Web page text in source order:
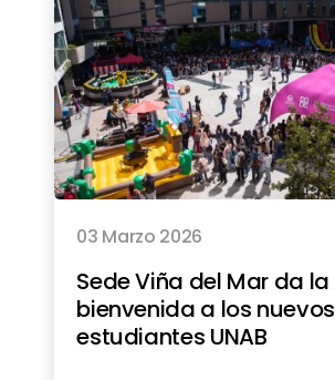
03 Marzo 2026
Sede Viña del Mar da la
bienvenida a los nuevos
estudiantes UNAB